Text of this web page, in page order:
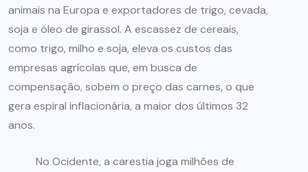
animais na Europa e exportadores de trigo, cevada,
soja e óleo de girassol. A escassez de cereais,
como trigo, milho e soja, eleva os custos das
empresas agrícolas que, em busca de
compensação, sobem o preço das carnes, o que
gera espiral inflacionária, a maior dos últimos 32
anos.
No Ocidente, a carestia joga milhões de